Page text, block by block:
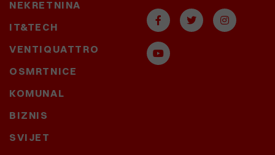
NEKRETNINA
IT&TECH
VENTIQUATTRO
OSMRTNICE
KOMUNAL
BIZNIS
SVIJET